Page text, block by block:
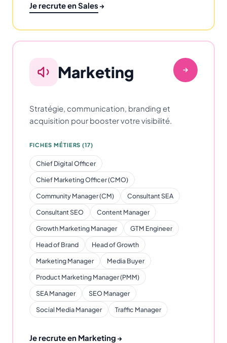
Je recrute en Sales
Marketing
Stratégie, communication, branding et
acquisition pour booster votre visibilité.
FICHES MÉTIERS (17)
Chief Digital Officer
Chief Marketing Officer (CMO)
Community Manager (CM)
Consultant SEA
Consultant SEO
Content Manager
Growth Marketing Manager
GTM Engineer
Head of Brand
Head of Growth
Marketing Manager
Media Buyer
Product Marketing Manager (PMM)
SEA Manager
SEO Manager
Social Media Manager
Traffic Manager
Je recrute en Marketing